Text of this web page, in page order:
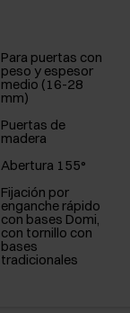
Para puertas con
peso y espesor
medio (16-28
mm)
Puertas de
madera
Abertura 155°
Fijación por
enganche rápido
con bases Domi,
con tornillo con
bases
tradicionales